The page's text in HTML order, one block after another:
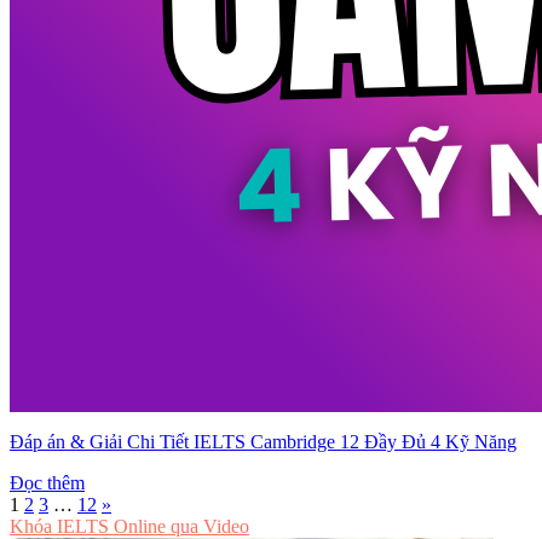
Đáp án & Giải Chi Tiết IELTS Cambridge 12 Đầy Đủ 4 Kỹ Năng
Đọc thêm
1 2 3 … 12 »
Khóa IELTS Online qua Video